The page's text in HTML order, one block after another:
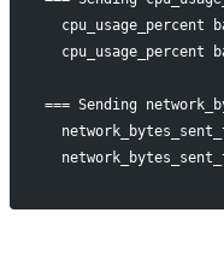
cpu_usage_percent
cpu_usage_percent
=== Sending